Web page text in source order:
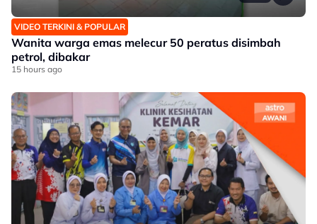
VIDEO TERKINI & POPULAR
Wanita warga emas melecur 50 peratus disimbah
petrol, dibakar
15 hours ago